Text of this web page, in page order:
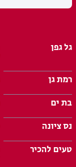
גל גפן
רמת גן
בת ים
נס ציונה
טעים להכיר